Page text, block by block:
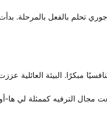
تحلم بالفعل بالمرحلة.
مبكرًا. البيئة العائلية
مجال الترفيه كممثلة لي ها-